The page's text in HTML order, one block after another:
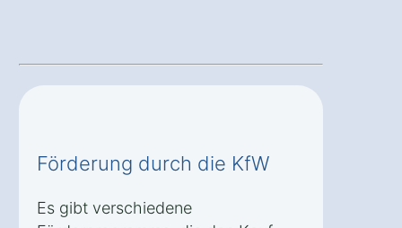
Förderung durch die KfW
Es gibt verschiedene